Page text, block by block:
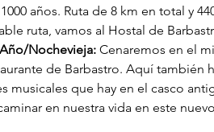
años. Ruta de 8 km en total y
ruta, vamos al Hostal de
Nochevieja: Cenaremos en el
de Barbastro. Aquí también
musicales que hay en el casco
en nuestra vida en este